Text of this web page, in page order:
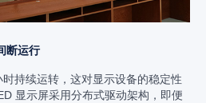
断运行
持续运转，这对显示设备的稳定性
显示屏采用分布式驱动架构，即便